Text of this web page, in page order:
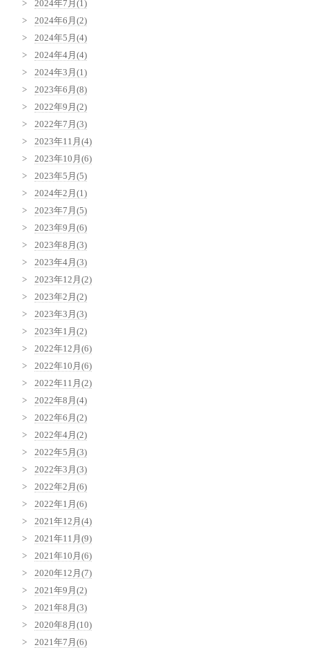
2024年7月(1)
2024年6月(2)
2024年5月(4)
2024年4月(4)
2024年3月(1)
2023年6月(8)
2022年9月(2)
2022年7月(3)
2023年11月(4)
2023年10月(6)
2023年5月(5)
2024年2月(1)
2023年7月(5)
2023年9月(6)
2023年8月(3)
2023年4月(3)
2023年12月(2)
2023年2月(2)
2023年3月(3)
2023年1月(2)
2022年12月(6)
2022年10月(6)
2022年11月(2)
2022年8月(4)
2022年6月(2)
2022年4月(2)
2022年5月(3)
2022年3月(3)
2022年2月(6)
2022年1月(6)
2021年12月(4)
2021年11月(9)
2021年10月(6)
2020年12月(7)
2021年9月(2)
2021年8月(3)
2020年8月(10)
2021年7月(6)